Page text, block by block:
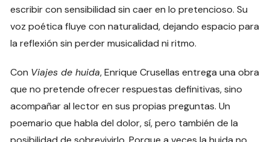
escribir con sensibilidad sin caer en lo pretencioso. Su
voz poética fluye con naturalidad, dejando espacio para
la reflexión sin perder musicalidad ni ritmo.
Con Viajes de huida, Enrique Crusellas entrega una obra
que no pretende ofrecer respuestas definitivas, sino
acompañar al lector en sus propias preguntas. Un
poemario que habla del dolor, sí, pero también de la